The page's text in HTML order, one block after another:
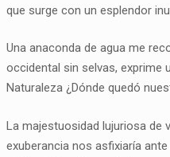
que surge con un esplendor
Una anaconda de agua me
occidental sin selvas, exprime
Naturaleza ¿Dónde quedó
La majestuosidad lujuriosa de
exuberancia nos asfixiaría